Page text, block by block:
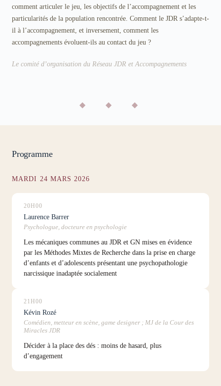
comment articuler le jeu, les objectifs de l’accompagnement et les
particularités de la population rencontrée. Comment le JDR s’adapte-t-
il à l’accompagnement, et inversement, comment les
accompagnements évoluent-ils au contact du jeu ?
Le comité d’organisation du Réseau JDR et Accompagnements
◆ ◆ ◆
Programme
MARDI 24 MARS 2026
20H00
Laurence Barrer
Psychologue, docteure en psychologie
Les mécaniques communes au JDR et GN mises en évidence
par les Méthodes Mixtes de Recherche dans la prise en charge
d’enfants et d’adolescents présentant une psychopathologie
narcissique inadaptée socialement
21H00
Kévin Rozé
Comédien, metteur en scène, game designer ; MJ de la Cour des
Miracles JDR
Décider à la place des dés : moins de hasard, plus
d’engagement